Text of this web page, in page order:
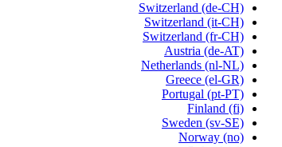
Switzerland (de-CH)
Switzerland (it-CH)
Switzerland (fr-CH)
Austria (de-AT)
Netherlands (nl-NL)
Greece (el-GR)
Portugal (pt-PT)
Finland (fi)
Sweden (sv-SE)
Norway (no)